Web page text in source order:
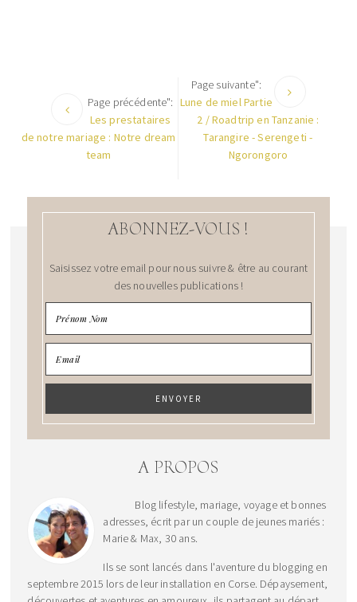
Page précédente":
Les prestataires
de notre mariage : Notre dream
team
Page suivante":
Lune de miel Partie
2 / Roadtrip en Tanzanie :
Tarangire - Serengeti -
Ngorongoro
ABONNEZ-VOUS !
Saisissez votre email pour nous suivre & être au courant
des nouvelles publications !
A PROPOS
Blog lifestyle, mariage, voyage et bonnes
adresses, écrit par un couple de jeunes mariés :
Marie & Max, 30 ans.
Ils se sont lancés dans l'aventure du blogging en
septembre 2015 lors de leur installation en Corse. Dépaysement,